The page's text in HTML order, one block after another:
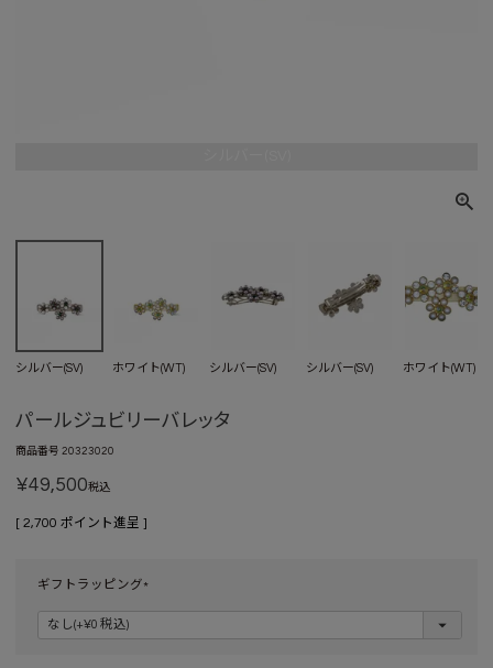
シルバー(SV) ホワイト(WT) シルバー(SV) シルバー(SV) ホワイト(WT)
パールジュビリーバレッタ
商品番号 20323020
¥49,500税込
[ 2,700 ポイント進呈 ]
ギフトラッピング
(